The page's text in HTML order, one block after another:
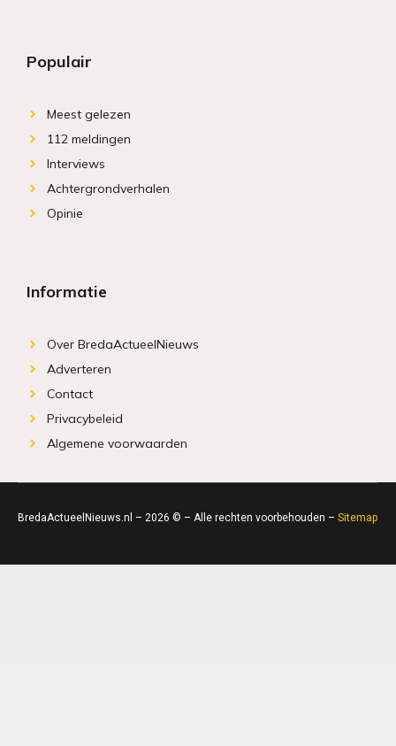
Populair
Meest gelezen
112 meldingen
Interviews
Achtergrondverhalen
Opinie
Informatie
Over BredaActueelNieuws
Adverteren
Contact
Privacybeleid
Algemene voorwaarden
BredaActueelNieuws.nl – 2026 © – Alle rechten voorbehouden – Sitemap